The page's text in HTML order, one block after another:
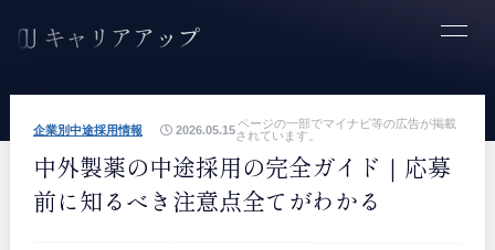
ページの一部でマイナビ等の広告が掲載
されています。
企業別中途採用情報 2026.05.15
中外製薬の中途採用の完全ガイド｜応募
前に知るべき注意点全てがわかる